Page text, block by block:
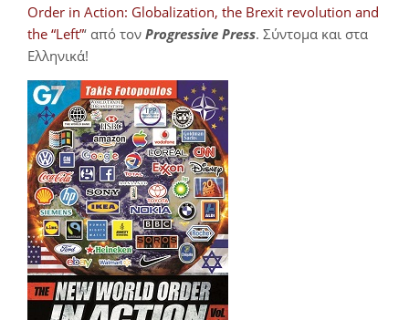
Order in Action: Globalization, the Brexit revolution and
the “Left”‘ από τον Progressive Press. Σύντομα και στα
Ελληνικά!